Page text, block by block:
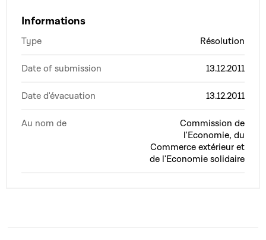
Informations
Type Résolution
Date of submission 13.12.2011
Date d'évacuation 13.12.2011
Au nom de
Commission de
l'Economie, du
Commerce extérieur et
de l'Economie solidaire